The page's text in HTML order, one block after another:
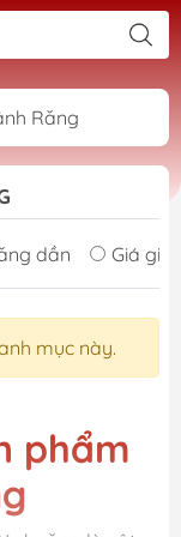
Răng
dần Giá
mục này.
phẩm